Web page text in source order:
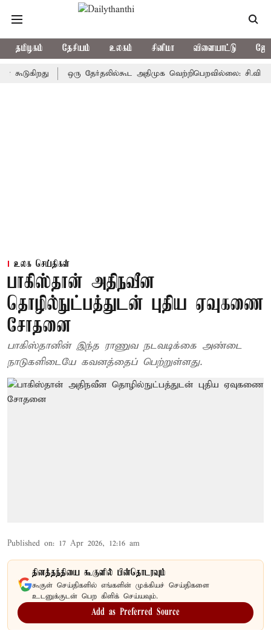
தமிழகம் தேசியம் உலகம் சினிமா விளையாட்டு
ஒரு தேர்தலில்கூட அதிமுக வெற்றிபெறவில்லை: சி.வி.சண்முகம்
உலக செய்திகள்
பாகிஸ்தான் அதிநவீன
தொழில்நுட்பத்துடன் புதிய ஏவுகணை
சோதனை
பாகிஸ்தானின் இந்த ராணுவ நடவடிக்கை அண்டை
நாடுகளிடையே கவனத்தைப் பெற்றுள்ளது.
Published on: 17 Apr 2026, 12:16 am
தினத்தந்தியை கூகுளில் பின்தொடரவும்
கூகுள் செய்திகளில் எங்களின் முக்கியச் செய்திகளை
உடனுக்குடன் பெற கிளிக் செய்யவும்.
Add as Preferred Source